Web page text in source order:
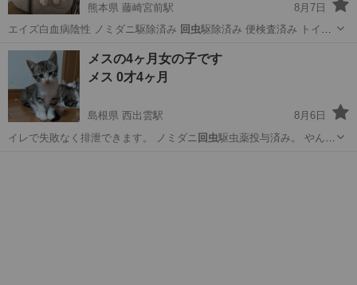
熊本県 藤崎宮前駅
8月7日
エイズ白血病陰性 ノミダニ駆除済み 回虫駆除済み 便検査済み トイレ
熊本 熊本市 藤崎宮前駅 猫
メスの4ヶ月女の子です
メス 0才4ヶ月
島根県 西出雲駅
8月6日
イレで失敗なく排泄できます。 ノミダニ 回虫駆虫薬投与済み。 やんち